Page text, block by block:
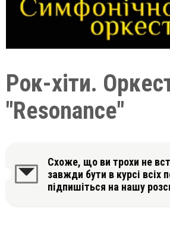
Рок-хіти.
"Resonance"
Схоже, що ви трохи не
завжди бути в курсі всіх
підпишіться на нашу